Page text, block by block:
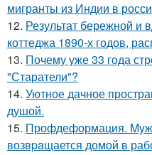
мигранты из Индии в
12. Результат бережной и
коттеджа 1890-х годов,
13. Почему уже 33 года
"Старатели"?
14. Уютное дачное
душой.
15. Профдеформация.
возвpaщается домой в